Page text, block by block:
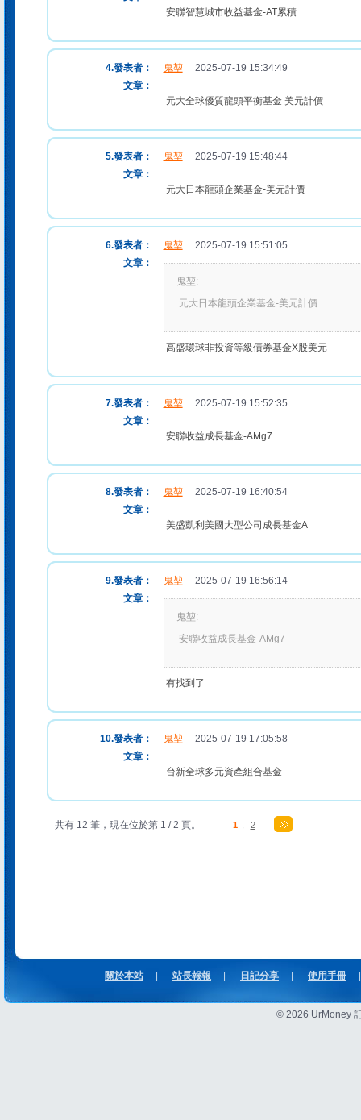
安聯智慧城市收益基金-AT累積
4.發表者： 鬼堃2025-07-19 15:34:49
文章：
元大全球優質龍頭平衡基金 美元計價
5.發表者： 鬼堃2025-07-19 15:48:44
文章：
元大日本龍頭企業基金-美元計價
6.發表者： 鬼堃2025-07-19 15:51:05
文章：
鬼堃:
元大日本龍頭企業基金-美元計價
高盛環球非投資等級債券基金X股美元
7.發表者： 鬼堃2025-07-19 15:52:35
文章：
安聯收益成長基金-AMg7
8.發表者： 鬼堃2025-07-19 16:40:54
文章：
美盛凱利美國大型公司成長基金A
9.發表者： 鬼堃2025-07-19 16:56:14
文章：
鬼堃:
安聯收益成長基金-AMg7
有找到了
10.發表者： 鬼堃2025-07-19 17:05:58
文章：
台新全球多元資產組合基金
共有 12 筆，現在位於第 1 / 2 頁。 1 2
關於本站 站長報報 日記分享 使用手冊
© 2026 UrMoney